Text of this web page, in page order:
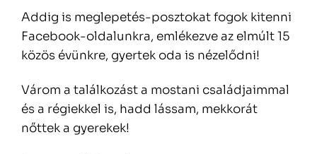
Addig is meglepetés-posztokat fogok kitenni
Facebook-oldalunkra, emlékezve az elmúlt 15
közös évünkre, gyertek oda is nézelődni!
Várom a találkozást a mostani családjaimmal
és a régiekkel is, hadd lássam, mekkorát
nőttek a gyerekek!